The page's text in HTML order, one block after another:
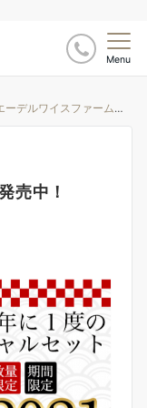
Menu
ーデルワイスファーム
売中！